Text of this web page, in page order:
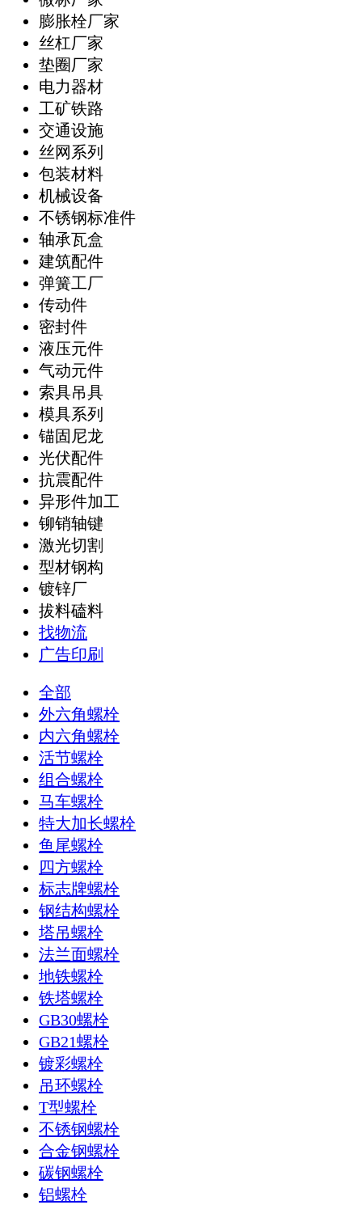
膨胀栓厂家
丝杠厂家
垫圈厂家
电力器材
工矿铁路
交通设施
丝网系列
包装材料
机械设备
不锈钢标准件
轴承瓦盒
建筑配件
弹簧工厂
传动件
密封件
液压元件
气动元件
索具吊具
模具系列
锚固尼龙
光伏配件
抗震配件
异形件加工
铆销轴键
激光切割
型材钢构
镀锌厂
拔料磕料
找物流
广告印刷
全部
外六角螺栓
内六角螺栓
活节螺栓
组合螺栓
马车螺栓
特大加长螺栓
鱼尾螺栓
四方螺栓
标志牌螺栓
钢结构螺栓
塔吊螺栓
法兰面螺栓
地铁螺栓
铁塔螺栓
GB30螺栓
GB21螺栓
镀彩螺栓
吊环螺栓
T型螺栓
不锈钢螺栓
合金钢螺栓
碳钢螺栓
铝螺栓